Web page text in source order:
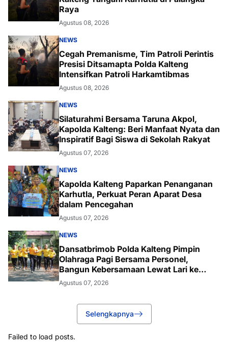
Raya
Agustus 08, 2026
NEWS
Cegah Premanisme, Tim Patroli Perintis
Presisi Ditsamapta Polda Kalteng
Intensifkan Patroli Harkamtibmas
Agustus 08, 2026
NEWS
Silaturahmi Bersama Taruna Akpol,
Kapolda Kalteng: Beri Manfaat Nyata dan
Inspiratif Bagi Siswa di Sekolah Rakyat
Agustus 07, 2026
NEWS
Kapolda Kalteng Paparkan Penanganan
Karhutla, Perkuat Peran Aparat Desa
dalam Pencegahan
Agustus 07, 2026
NEWS
Dansatbrimob Polda Kalteng Pimpin
Olahraga Pagi Bersama Personel,
Bangun Kebersamaan Lewat Lari ke
Bukit Baranahu
Agustus 07, 2026
Selengkapnya
Failed to load posts.